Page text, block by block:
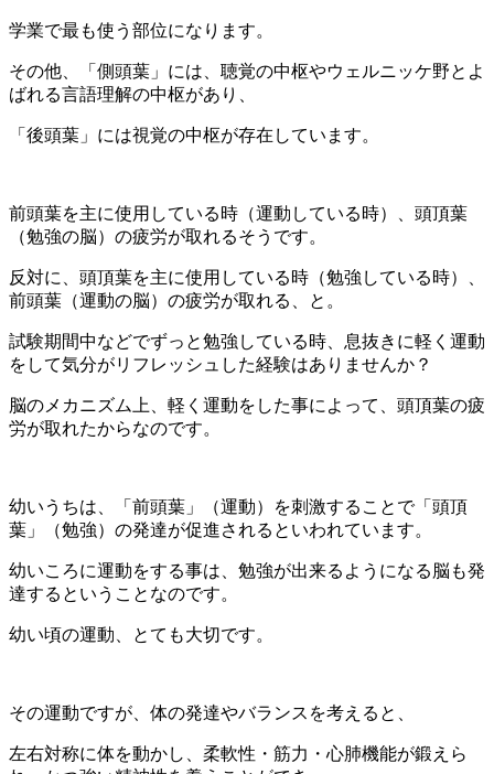
学業で最も使う部位になります。
その他、「側頭葉」には、聴覚の中枢やウェルニッケ野とよ
ばれる言語理解の中枢があり、
「後頭葉」には視覚の中枢が存在しています。
前頭葉を主に使用している時（運動している時）、頭頂葉
（勉強の脳）の疲労が取れるそうです。
反対に、頭頂葉を主に使用している時（勉強している時）、
前頭葉（運動の脳）の疲労が取れる、と。
試験期間中などでずっと勉強している時、息抜きに軽く運動
をして気分がリフレッシュした経験はありませんか？
脳のメカニズム上、軽く運動をした事によって、頭頂葉の疲
労が取れたからなのです。
幼いうちは、「前頭葉」（運動）を刺激することで「頭頂
葉」（勉強）の発達が促進されるといわれています。
幼いころに運動をする事は、勉強が出来るようになる脳も発
達するということなのです。
幼い頃の運動、とても大切です。
その運動ですが、体の発達やバランスを考えると、
左右対称に体を動かし、柔軟性・筋力・心肺機能が鍛えら